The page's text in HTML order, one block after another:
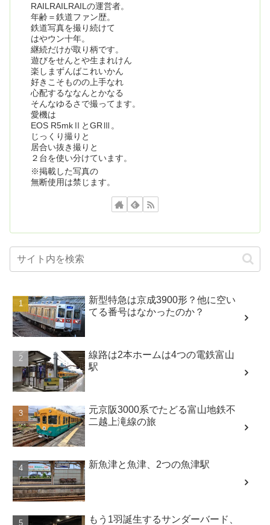
RAILRAILRAILの運営者。
年齢＝鉄道ファン歴。
鉄道写真を撮り続けて
はやウン十年。
継続だけが取り柄です。
遊びをせんとや生まれけん
楽しまずんばこれいかん
好きこそものの上手なれ
心配するななんとかなる
そんなゆるさで撮ってます。
愛機は
EOS R5mkⅡとGRⅢ。
じっくり撮りと
居合い抜き撮りと
２台を使い分けています。
※掲載した写真の
無断使用は禁じます。
新型特急は京成3900形？他に空い
てる番号はなかったのか？
線路は2本ホームは4つの電鉄富山
駅
元京阪3000系でたどる富山地鉄不
二越上滝線の旅
新魚津と魚津、2つの魚津駅
もう1羽誕生するサンダーバード、